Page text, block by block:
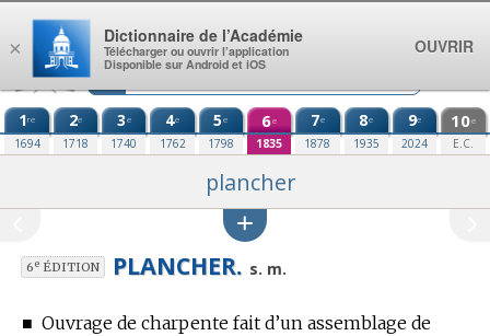
Aller au contenu
1re
1694
2e
1718
3e
1740
4e
1762
5e
1798
6e
1835
7e
1878
8e
1935
9e
2024
10e
E.C.
plancher
6eÉDITION PLANCHER. s. m.
■ Ouvrage de charpente fait d’un assemblage de
×
Dictionnaire de l’Académie
Télécharger ou ouvrir l’application
Disponible sur Android et iOS
OUVRIR